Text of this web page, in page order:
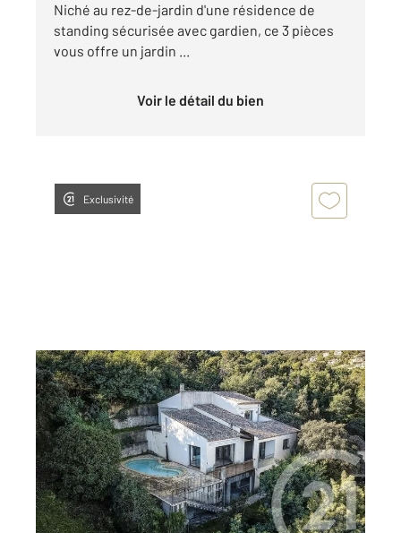
Niché au rez-de-jardin d'une résidence de
standing sécurisée avec gardien, ce 3 pièces
vous offre un jardin ...
Voir le détail du bien
Exclusivité
MANDELIEU LA NAPOULE 06
160,11 m2, 6 pièces
Ref : 40921
Maison à vendre
675 000 €
MANDELIEU - CAPITOU: Villa 6 pièces à vendre